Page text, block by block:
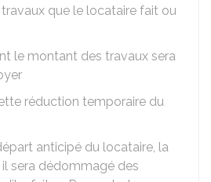
que le locataire fait ou
le montant des travaux sera
réduction temporaire du
anticipé du locataire, la
sera dédommagé des